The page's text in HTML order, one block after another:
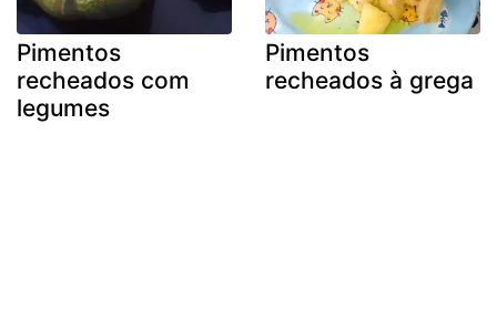
Pimentos
recheados com
legumes
Pimentos
recheados à grega